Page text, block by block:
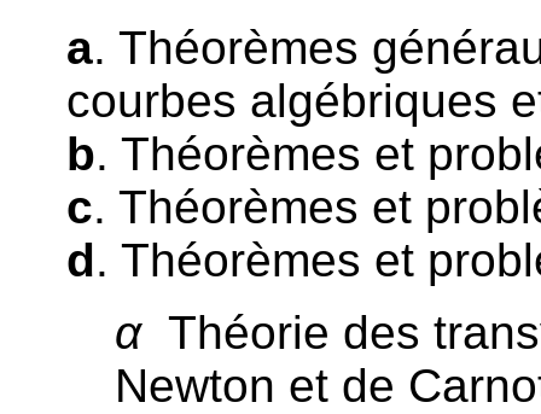
a. Théorèmes
courbes algébriques
b. Théorèmes et
c. Théorèmes et
d. Théorèmes et
αThéorie des
Newton et de